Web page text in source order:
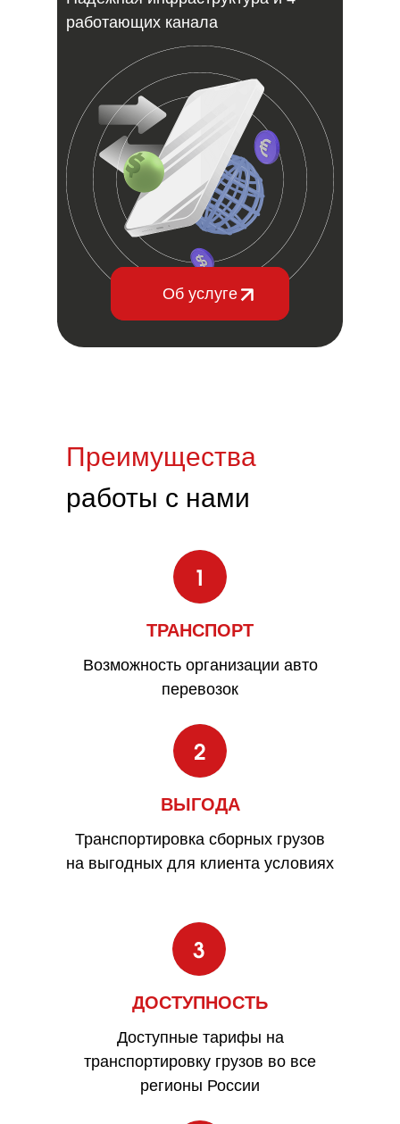
работающих канала
Об услуге
Преимущества
работы с нами
ДОСТУПНОСТЬ
Доступные тарифы на
транспортировку грузов во все
регионы России
ВЫГОДА
Транспортировка сборных грузов
на выгодных для клиента условиях
ТРАНСПОРТ
Возможность организации авто
перевозок